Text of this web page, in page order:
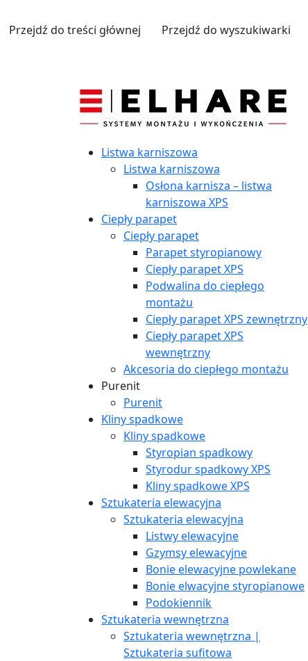
Przejdź do treści głównej Przejdź do wyszukiwarki
Listwa karniszowa
Listwa karniszowa
Osłona karnisza – listwa
karniszowa XPS
Ciepły parapet
Ciepły parapet
Parapet styropianowy
Ciepły parapet XPS
Podwalina do ciepłego
montażu
Ciepły parapet XPS zewnętrzny
Ciepły parapet XPS
wewnętrzny
Akcesoria do ciepłego montażu
Purenit
Purenit
Kliny spadkowe
Kliny spadkowe
Styropian spadkowy
Styrodur spadkowy XPS
Kliny spadkowe XPS
Sztukateria elewacyjna
Sztukateria elewacyjna
Listwy elewacyjne
Gzymsy elewacyjne
Bonie elewacyjne powlekane
Bonie elwacyjne styropianowe
Podokiennik
Sztukateria wewnętrzna
Sztukateria wewnętrzna |
Sztukateria sufitowa